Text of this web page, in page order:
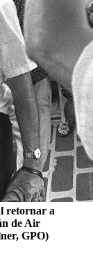
retornar a
de Air
GPO)